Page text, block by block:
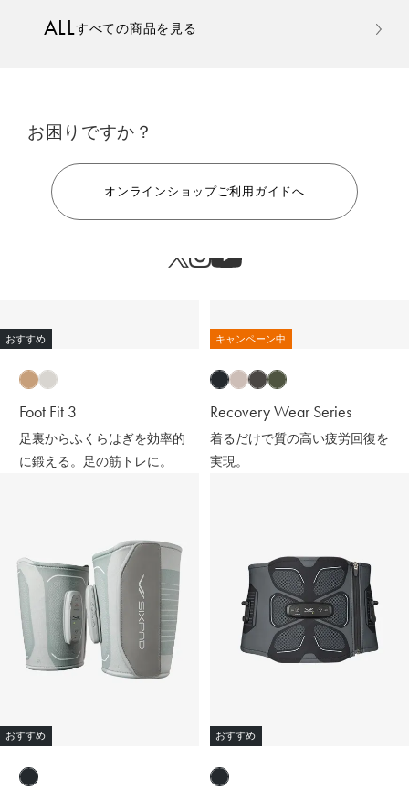
MULTI EMS
ALLすべての商品を見る
お困りですか？
オンラインショップご利用ガイドへ
手軽に、パワフルに、進化。
おすすめ
Foot Fit 3
足裏からふくらはぎを効率的
に鍛える。足の筋トレに。
キャンペーン中
Recovery Wear Series
着るだけで質の高い疲労回復を
実現。
おすすめ おすすめ